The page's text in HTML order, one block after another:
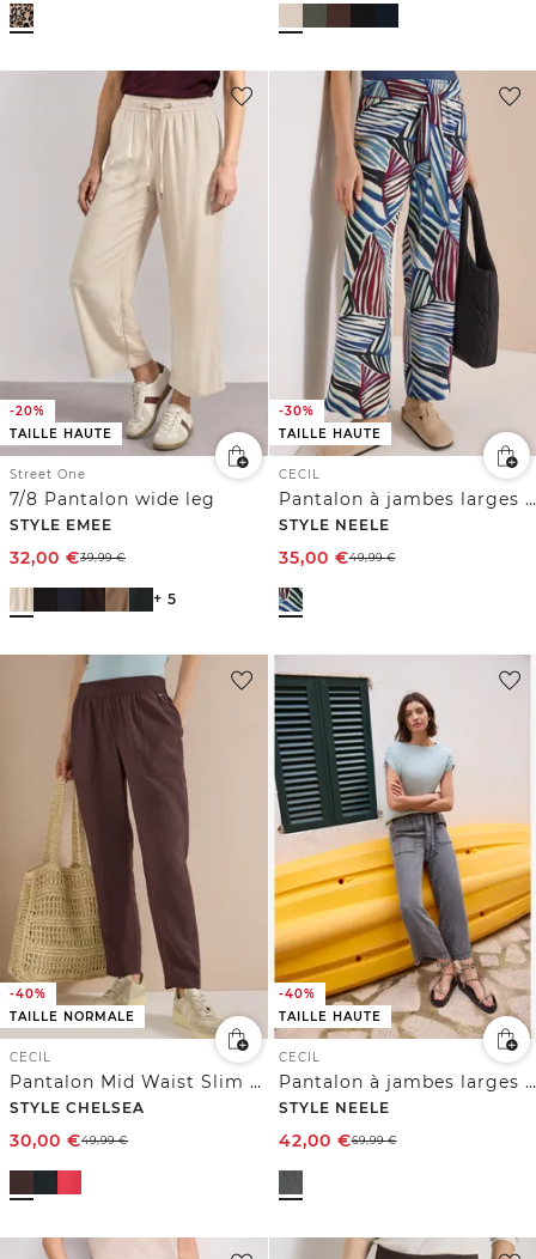
-20%
TAILLE HAUTE
Street One
7/8 Pantalon wide leg
STYLE EMEE
32,00 €39,99€
+ 5
-30%
TAILLE HAUTE
CECIL
Pantalon à jambes larges avec imprimé et détail de ceinture
STYLE NEELE
35,00 €49,99€
-40%
TAILLE NORMALE
CECIL
Pantalon Mid Waist Slim Leg en coupe loose
STYLE CHELSEA
30,00 €49,99€
-40%
TAILLE HAUTE
CECIL
Pantalon à jambes larges avec ceinture à nouer
STYLE NEELE
42,00 €69,99€